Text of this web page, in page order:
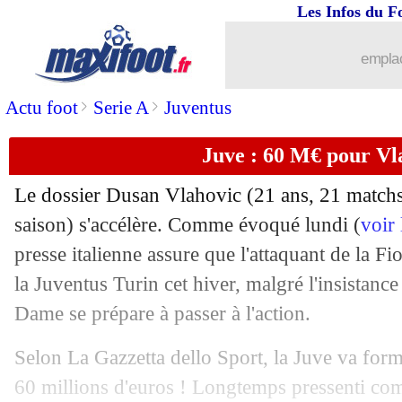
Actu foot> Serie A> Juventus
Les Infos du
Juve : 60 M€ pour
Le dossier Dusan Vlahovic (21 ans, 21
saison) s'accélère. Comme évoqué lundi (voir
presse italienne assure que l'attaquant de la
la Juventus Turin cet hiver, malgré
Dame se prépare à passer à l'action.
Selon La Gazzetta dello Sport, la Juve va
60 millions d'euros ! Longtemps pressenti
Salzbourg
25/01 PSG
25/01 Chelsea: Azpilicueta devrait signer
25/01 Juve: accord avec la Fiorentina pour
25/01 Comores: Juillard dézingue la CAF
25/01 PSG : Morientes envoie Mbappé au
25/01 OM: Milik, la Fiorentina a une autre